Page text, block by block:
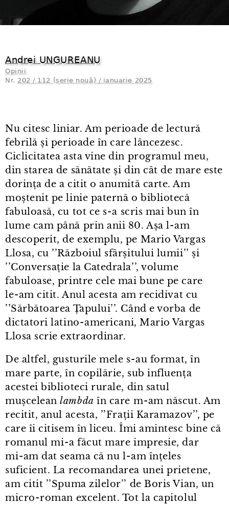
Andrei UNGUREANU
Opinii
Nr. 202 / 112 (serie nouă) / ianuarie 2025
Nu citesc liniar. Am perioade de lectură
febrilă și perioade în care lâncezesc.
Ciclicitatea asta vine din programul meu,
din starea de sănătate și din cât de mare este
dorința de a citit o anumită carte. Am
moștenit pe linie paternă o bibliotecă
fabuloasă, cu tot ce s⁠-⁠a scris mai bun în
lume cam până prin anii 80. Așa l⁠-⁠am
descoperit, de exemplu, pe Mario Vargas
Llosa, cu ’’Războiul sfârșitului lumii’’ și
’’Conversație la Catedrala’’, volume
fabuloase, printre cele mai bune pe care
le⁠-⁠am citit. Anul acesta am recidivat cu
’’Sărbătoarea Țapului’’. Când e vorba de
dictatori latino⁠-⁠americani, Mario Vargas
Llosa scrie extraordinar.
De altfel, gusturile mele s⁠-⁠au format, în
mare parte, în copilărie, sub influența
acestei biblioteci rurale, din satul
mușceleanlambda în care m⁠-⁠am născut. Am
recitit, anul acesta, ’’Frații Karamazov’’, pe
care îi citisem în liceu. Îmi amintesc bine că
romanul mi⁠-⁠a făcut mare impresie, dar
mi⁠-⁠am dat seama că nu l⁠-⁠am înțeles
suficient. La recomandarea unei prietene,
am citit ’’Spuma zilelor’’ de Boris Vian, un
micro⁠-⁠roman excelent. Tot la capitolul